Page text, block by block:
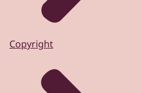
Copyright